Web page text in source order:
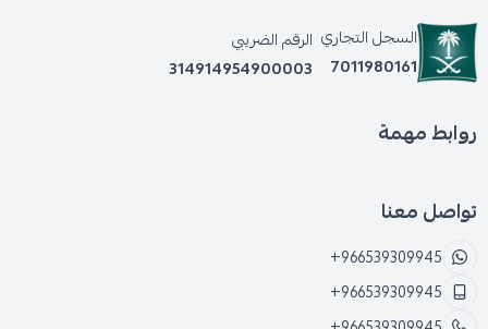
السجل التجاري
7011980161
الرقم الضريبي
314914954900003
روابط مهمة
تواصل معنا
+966539309945
+966539309945